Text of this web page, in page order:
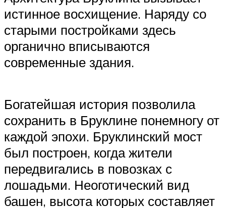
истинное восхищение. Наряду со
старыми постройками здесь
органично вписываются
современные здания.
Богатейшая история позволила
сохранить в Бруклине понемногу от
каждой эпохи. Бруклинский мост
был построен, когда жители
передвигались в повозках с
лошадьми. Неоготический вид
башен, высота которых составляет